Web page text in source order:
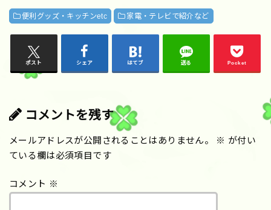
便利グッズ・キッチンetc 家電・テレビで紹介など
ポスト シェア はてブ 送る Pocket
コメントを残す
メールアドレスが公開されることはありません。 ※ が付い
ている欄は必須項目です
コメント ※